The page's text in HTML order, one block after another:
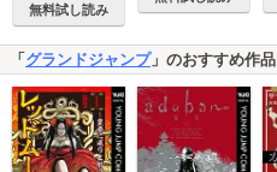
無料試し読み
「 グランドジャンプ」のおすすめ作品